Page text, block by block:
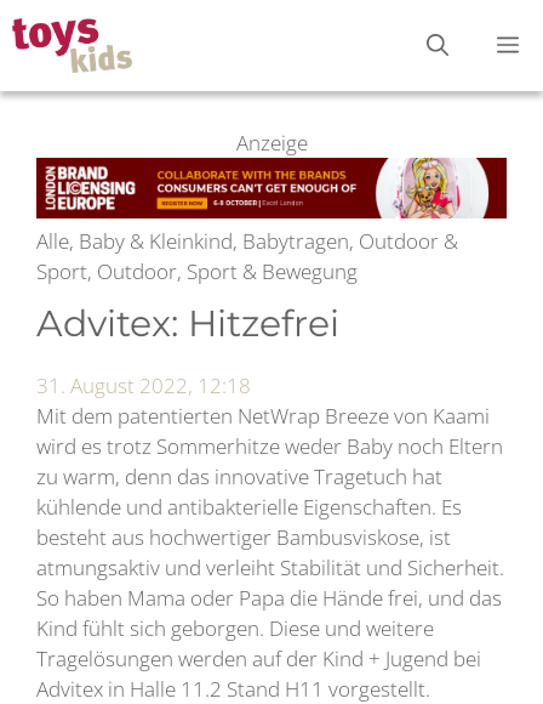
Zum
Inhalt
springen
Anzeige
Alle, Baby & Kleinkind, Babytragen, Outdoor &
Sport, Outdoor, Sport & Bewegung
Advitex: Hitzefrei
31. August 2022, 12:18
Mit dem patentierten NetWrap Breeze von Kaami
wird es trotz Sommerhitze weder Baby noch Eltern
zu warm, denn das innovative Tragetuch hat
kühlende und antibakterielle Eigenschaften. Es
besteht aus hochwertiger Bambusviskose, ist
atmungsaktiv und verleiht Stabilität und Sicherheit.
So haben Mama oder Papa die Hände frei, und das
Kind fühlt sich geborgen. Diese und weitere
Tragelösungen werden auf der Kind + Jugend bei
Advitex in Halle 11.2 Stand H11 vorgestellt.